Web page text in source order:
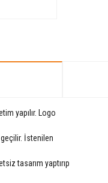
yapılır. Logo
İstenilen
tasarım yaptırıp